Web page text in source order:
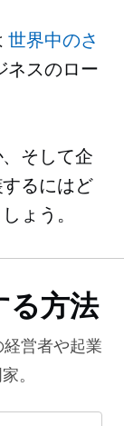
世界中のさ
ネスのロー
そして企
るにはど
ょう。
る方法
営者や起業
。